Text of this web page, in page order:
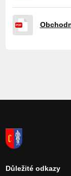
PDF
Důležité odkazy